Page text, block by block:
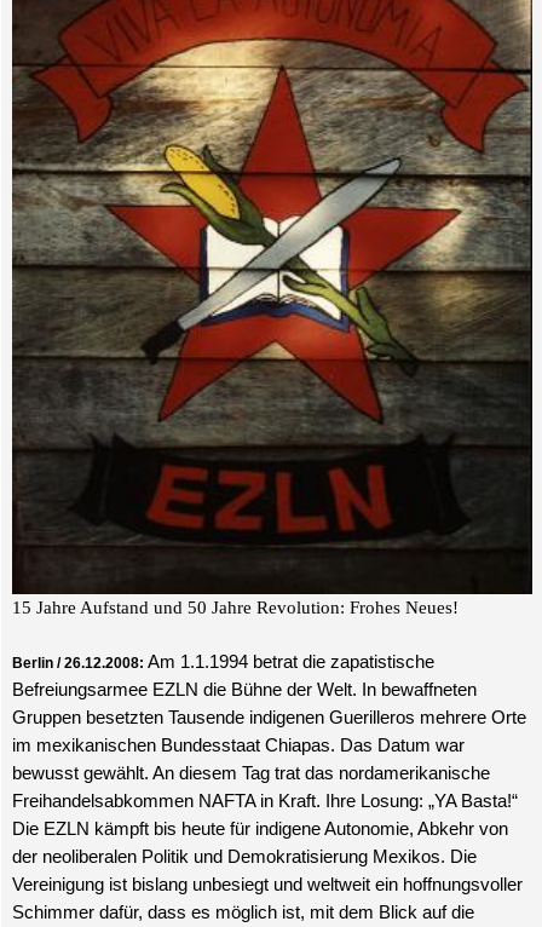
15 Jahre Aufstand und 50 Jahre Revolution: Frohes Neues!
Berlin / 26.12.2008: Am 1.1.1994 betrat die zapatistische
Befreiungsarmee EZLN die Bühne der Welt. In bewaffneten
Gruppen besetzten Tausende indigenen Guerilleros mehrere Orte
im mexikanischen Bundesstaat Chiapas. Das Datum war
bewusst gewählt. An diesem Tag trat das nordamerikanische
Freihandelsabkommen NAFTA in Kraft. Ihre Losung: „YA Basta!“
Die EZLN kämpft bis heute für indigene Autonomie, Abkehr von
der neoliberalen Politik und Demokratisierung Mexikos. Die
Vereinigung ist bislang unbesiegt und weltweit ein hoffnungsvoller
Schimmer dafür, dass es möglich ist, mit dem Blick auf die